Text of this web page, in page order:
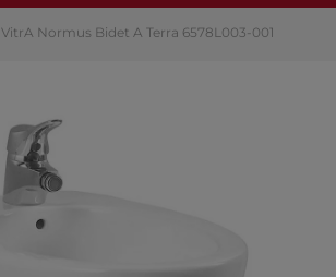
VitrA Normus Bidet A Terra 6578L003-001